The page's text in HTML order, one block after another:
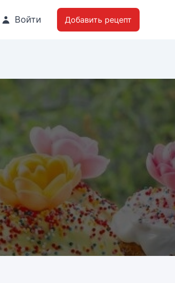
Войти Добавить рецепт